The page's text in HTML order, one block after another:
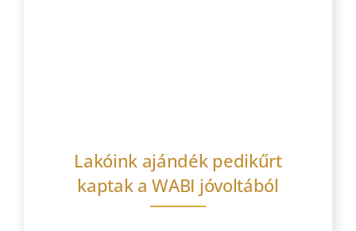
Lakóink ajándék pedikűrt
kaptak a WABI jóvoltából